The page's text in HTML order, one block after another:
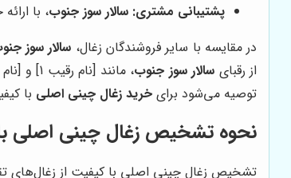
پشتیبانی مشتری: سالار سوز جنوب، با
در مقایسه با سایر فروشندگان زغال، سالار سوز
از رقبای سالار سوز جنوب، مانند [نام رقیب 1] و [نام رقیب 2]، ممکن است قیمت‌های پایین‌تری ارائه دهند، اما کیفیت زغال‌های آن‌ها قابل مقایسه با زغال‌های
توصیه می‌شود برای خرید زغال چینی اصلی با
نحوه تشخیص زغال چینی اصلی
تشخیص زغال چینی اصلی با کیفیت از زغال‌های